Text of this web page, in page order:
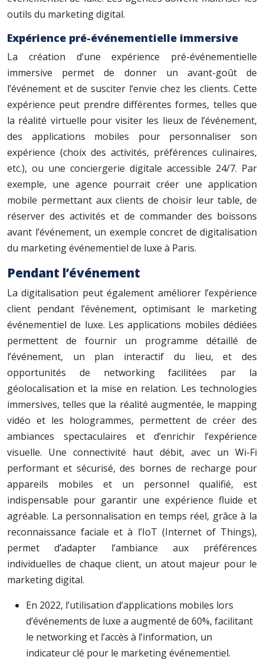
outils du marketing digital.
Expérience pré-événementielle immersive
La création d’une expérience pré-événementielle
immersive permet de donner un avant-goût de
l’événement et de susciter l’envie chez les clients. Cette
expérience peut prendre différentes formes, telles que
la réalité virtuelle pour visiter les lieux de l’événement,
des applications mobiles pour personnaliser son
expérience (choix des activités, préférences culinaires,
etc.), ou une conciergerie digitale accessible 24/7. Par
exemple, une agence pourrait créer une application
mobile permettant aux clients de choisir leur table, de
réserver des activités et de commander des boissons
avant l’événement, un exemple concret de digitalisation
du marketing événementiel de luxe à Paris.
Pendant l’événement
La digitalisation peut également améliorer l’expérience
client pendant l’événement, optimisant le marketing
événementiel de luxe. Les applications mobiles dédiées
permettent de fournir un programme détaillé de
l’événement, un plan interactif du lieu, et des
opportunités de networking facilitées par la
géolocalisation et la mise en relation. Les technologies
immersives, telles que la réalité augmentée, le mapping
vidéo et les hologrammes, permettent de créer des
ambiances spectaculaires et d’enrichir l’expérience
visuelle. Une connectivité haut débit, avec un Wi-Fi
performant et sécurisé, des bornes de recharge pour
appareils mobiles et un personnel qualifié, est
indispensable pour garantir une expérience fluide et
agréable. La personnalisation en temps réel, grâce à la
reconnaissance faciale et à l’IoT (Internet of Things),
permet d’adapter l’ambiance aux préférences
individuelles de chaque client, un atout majeur pour le
marketing digital.
En 2022, l’utilisation d’applications mobiles lors
d’événements de luxe a augmenté de 60%, facilitant
le networking et l’accès à l’information, un
indicateur clé pour le marketing événementiel.